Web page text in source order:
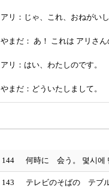
アリ：じゃ、これ、おねがい
やまだ： あ！ これは アリさ
アリ：はい、わたしのです
やまだ：どういたしまして。
144 何時に 会う。 몇시에
143 テレビのそばの テブ